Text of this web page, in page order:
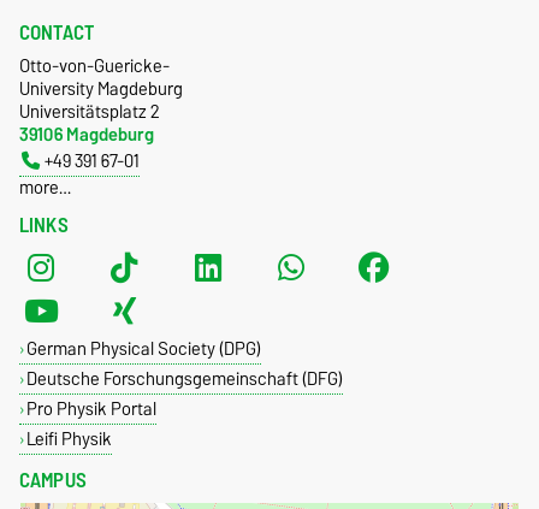
LINKS
German Physical Society (DPG)
Deutsche Forschungsgemeinschaft (DFG)
Pro Physik Portal
Leifi Physik
CONTACT
Otto-von-Guericke-
University Magdeburg
Universitätsplatz 2
39106 Magdeburg
+49 391 67-01
more…
CAMPUS